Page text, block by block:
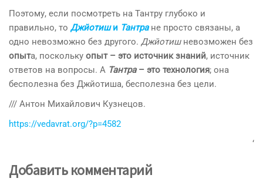
Поэтому, если посмотреть на Тантру глубоко и
правильно, то Джйотиши Тантране просто связаны, а
одно невозможно без другого. Джйотишневозможен без
опыта, поскольку опыт – это источник знаний, источник
ответов на вопросы. А Тантра– это технология; она
бесполезна без Джйотиша, бесполезна без цели.
/// Антон Михайлович Кузнецов.
https://vedavrat.org/?p=4582
‘
Добавить комментарий